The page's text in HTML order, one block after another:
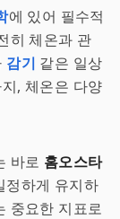
에 있어 필수적
히 체온과 관
감기 같은 일상
, 체온은 다양
바로 홈오스타
정하게 유지하
중요한 지표로